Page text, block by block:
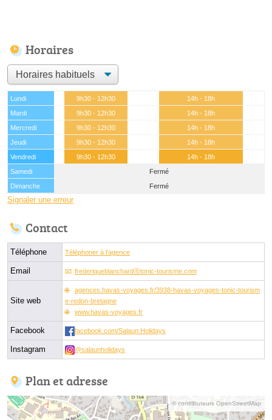
Horaires
Lundi 9h30 - 12h30
14h - 18h
Mardi
9h30 - 12h30
14h - 18h
Mercredi
9h30 - 12h30
14h - 18h
Jeudi
9h30 - 12h30
14h - 18h
Vendredi
9h30 - 12h30
14h - 18h
Samedi
Fermé
Dimanche
Fermé
Signaler une erreur
Contact
Téléphone Téléphoner à l'agence
Email frederiqueblanchardⓐtonic-tourisme.com
Site web
agences.havas-voyages.fr/3938-havas-voyages-tonic-tourism
e-redon-bretagne
www.havas-voyages.fr
Facebook facebook.com/Salaun.Holidays
Instagram @salaunholidays
Plan et adresse
© contributeurs OpenStreetMap